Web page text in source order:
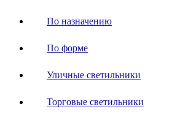
По назначению
По форме
Уличные светильники
Торговые светильники